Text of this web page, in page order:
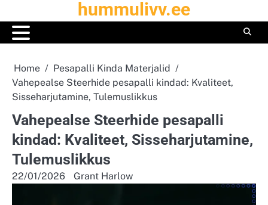
to
content
hummulivv.ee
Home
Pesapalli Kinda Materjalid
Vahepealse Steerhide pesapalli kindad: Kvaliteet,
Sisseharjutamine, Tulemuslikkus
Vahepealse Steerhide pesapalli
kindad: Kvaliteet, Sisseharjutamine,
Tulemuslikkus
22/01/2026 Grant Harlow